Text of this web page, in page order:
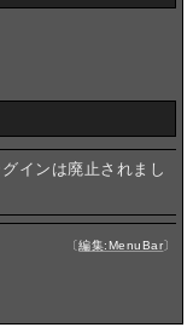
インは廃止されまし
〔編集:MenuBar〕